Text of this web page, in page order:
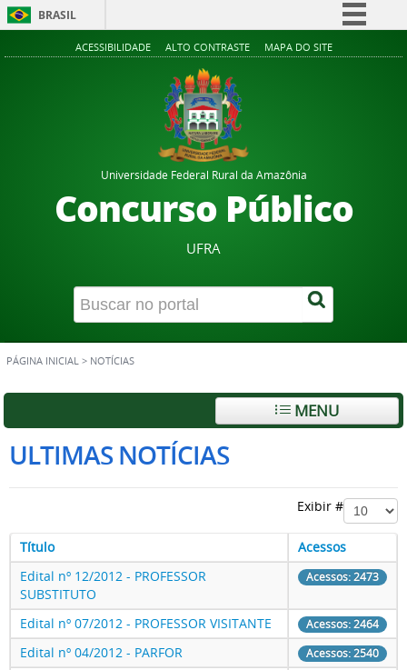
BRASIL
Simplifique!
Acesso à informação
ACESSIBILIDADE ALTO CONTRASTE MAPA DO SITE
Universidade Federal Rural da Amazônia
Concurso Público
UFRA
PÁGINA INICIAL > NOTÍCIAS
MENU
ULTIMAS NOTÍCIAS
Exibir #
Título
Acessos
Edital nº 12/2012 - PROFESSOR
SUBSTITUTO
Acessos: 2473
Edital nº 07/2012 - PROFESSOR VISITANTE Acessos: 2464
Edital nº 04/2012 - PARFOR Acessos: 2540